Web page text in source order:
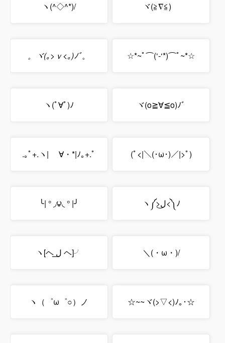
ヽ(^◇^*)/ ヾ(≧∇≦)ゞ
。ヾ(｡>ｖ<｡)ﾉﾞ。 ☆*~ﾟ⌒(‘-‘*)⌒ﾟ~*☆
ヽ(ﾟ∀ﾟ)ﾉ ヾ(o≧∀≦o)ﾉﾞ
.｡ﾟ+.ヽ| ゝ∀・*|ﾉ｡+.ﾟ (ﾟ<|＼(･ω･)／|>ﾟ)
╰| ° ◞౪◟ ° |╯ ヽ༼>ل͜<༽ﾉ
ヽ[ヘ ل͟ ヘ]╯ ＼(・ω・)/
ヽ（゜ω゜○）ノ ☆~~ヾ(>▽<)ﾉ｡･☆